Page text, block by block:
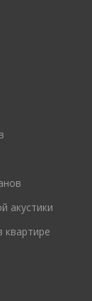
акустики
квартире